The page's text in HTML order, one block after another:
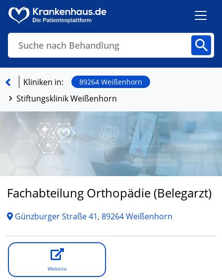
Suche nach Behandlung
Finden
Kliniken in: 89264 Weißenhorn
Stiftungsklinik Weißenhorn
Fachabteilung Orthopädie (Belegarzt)
Günzburger Straße 41, 89264 Weißenhorn
Website